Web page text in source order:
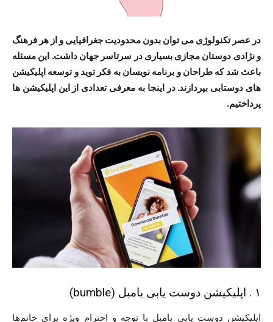
در عصر تکنولوژی می توان بدون محدودیت جغرافیایی و از هر فرهنگ
و نژادی دوستان مجازی بسیاری در سرتاسر جهان داشت. این مسئله
باعث شد که طراحان و برنامه نویسان به فکر توید و توسعه اپلیکیشن
های دوستابی بپردازند. در اینجا به معرفی تعدادی از این اپلیکیشن ها
پرداختیم.
۱ . اپلیکیشن دوست یابی بامبل (bumble)
اپلیکیشن دوست یابی بامبل با توجه و احترام ویژه برای خانم‌ها